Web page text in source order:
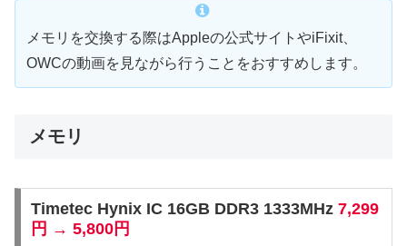
メモリを交換する際はAppleの公式サイトやiFixit、
OWCの動画を見ながら行うことをおすすめします。
メモリ
Timetec Hynix IC 16GB DDR3 1333MHz 7,299
円 → 5,800円